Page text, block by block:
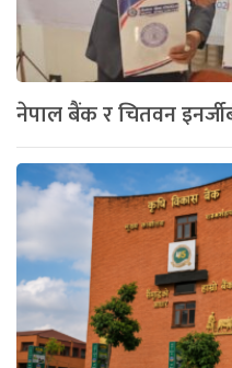
नेपाल बैंक र चितवन